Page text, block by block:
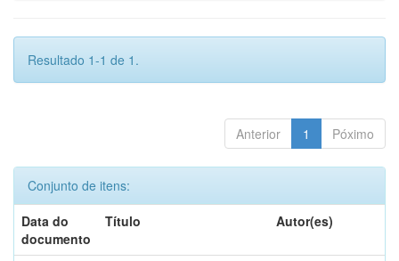
Resultado 1-1 de 1.
Anterior 1 Póximo
Conjunto de itens:
Data do
documento
Título Autor(es)